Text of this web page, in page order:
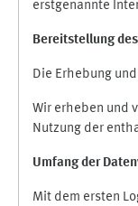
erstgenannte
Bereitstellung
Die Erhebung
Wir erheben und
Nutzung der
Umfang der
Mit dem ersten